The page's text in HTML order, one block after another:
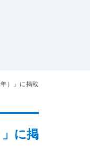
）」に掲載
に掲